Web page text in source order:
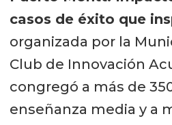
casos de éxito que
organizada por la
Club de Innovación
congregó a más de
enseñanza media y a